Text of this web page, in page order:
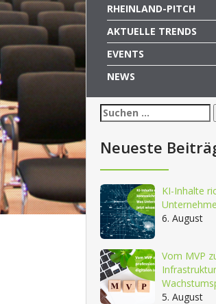
RHEINLAND-PITCH
AKTUELLE TRENDS
EVENTS
NEWS
Suchen
nach:
Neueste
KI-Inhalte
6. August
Vom MVP
5. August